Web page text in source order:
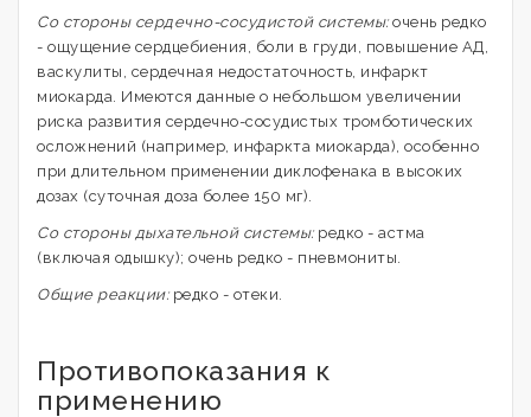
Со стороны сердечно-сосудистой системы:очень редко
- ощущение сердцебиения, боли в груди, повышение АД,
васкулиты, сердечная недостаточность, инфаркт
миокарда. Имеются данные о небольшом увеличении
риска развития сердечно-сосудистых тромботических
осложнений (например, инфаркта миокарда), особенно
при длительном применении диклофенака в высоких
дозах (суточная доза более 150 мг).
Со стороны дыхательной системы: редко - астма
(включая одышку); очень редко - пневмониты.
Общие реакции: редко - отеки.
Противопоказания к
применению